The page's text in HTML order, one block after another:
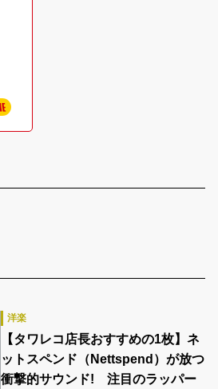
洋楽
【タワレコ店長おすすめの1枚】ネ
ットスペンド（Nettspend）が放つ
衝撃的サウンド! 注目のラッパー